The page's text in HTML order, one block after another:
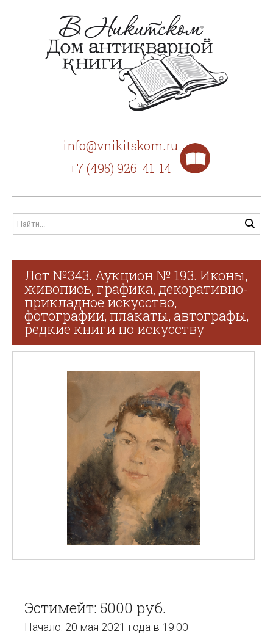
info@vnikitskom.ru
+7 (495) 926-41-14
Лот №343. Аукцион № 193. Иконы,
живопись, графика, декоративно-
прикладное искусство,
фотографии, плакаты, автографы,
редкие книги по искусству
Эстимейт: 5000 руб.
Начало: 20 мая 2021 года в 19:00